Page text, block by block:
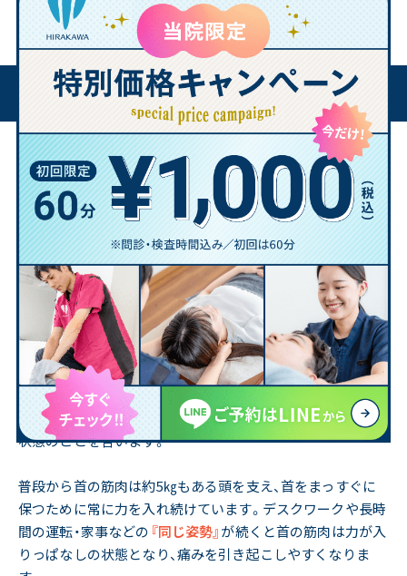
「寝違え」 とは?
一般的に「寝違え」とは、首周辺の筋肉が急激に緊張している
状態のことを言います。
普段から首の筋肉は約5㎏もある頭を支え、首をまっすぐに
保つために常に力を入れ続けています。デスクワークや長時
間の運転・家事などの 『同じ姿勢』が続くと首の筋肉は力が入
りっぱなしの状態となり、痛みを引き起こしやすくなりま